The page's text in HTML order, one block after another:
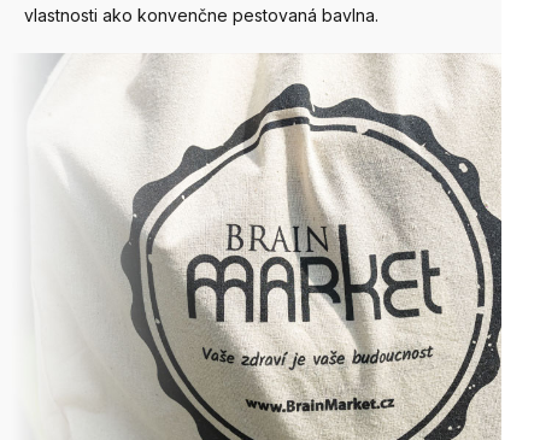
vlastnosti ako konvenčne pestovaná bavlna.